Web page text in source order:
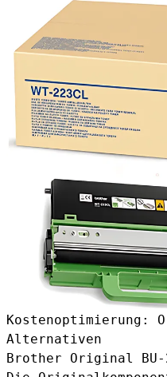
Kostenoptimierung:
Alternativen
Brother Original BU-